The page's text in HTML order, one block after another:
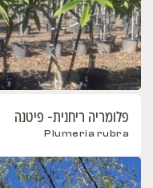
פלומריה ריחנית- פיטנה
Plumeria rubra